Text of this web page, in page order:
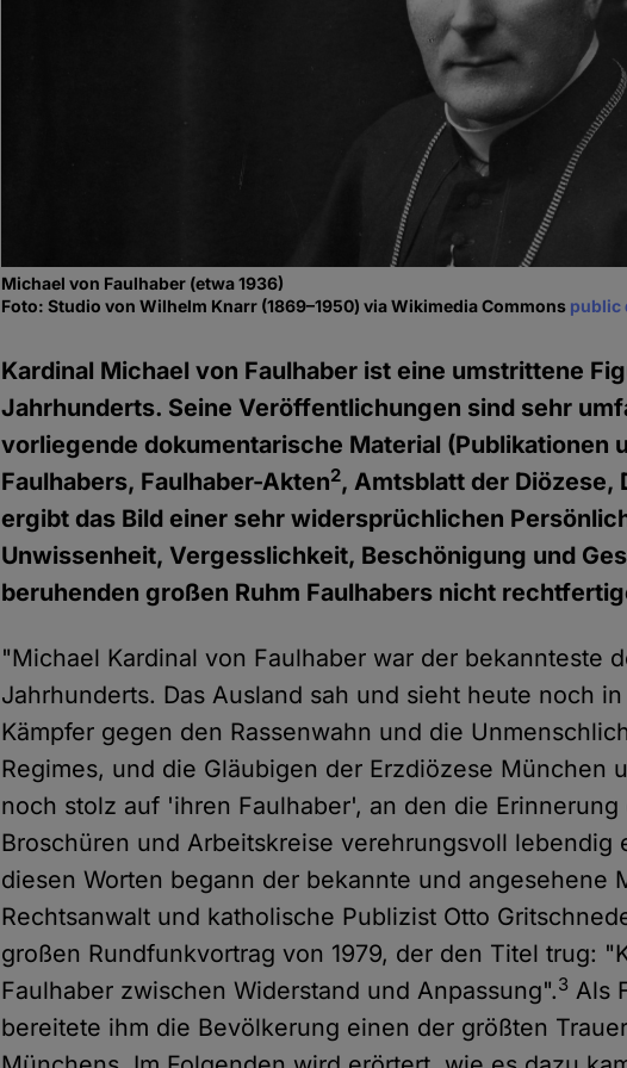
Michael von Faulhaber (etwa 1936)
Foto: Studio von Wilhelm Knarr (1869–1950) via Wikimedia Commons public
Kardinal Michael von Faulhaber ist eine umstrittene
Jahrhunderts. Seine Veröffentlichungen sind sehr
vorliegende dokumentarische Material (Publikationen
Faulhabers, Faulhaber-Akten2, Amtsblatt der Diözese,
ergibt das Bild einer sehr widersprüchlichen
Unwissenheit, Vergesslichkeit, Beschönigung und
beruhenden großen Ruhm Faulhabers nicht
"Michael Kardinal von Faulhaber war der bekannteste
Jahrhunderts. Das Ausland sah und sieht heute noch
Kämpfer gegen den Rassenwahn und die
Regimes, und die Gläubigen der Erzdiözese München
noch stolz auf 'ihren Faulhaber', an den die
Broschüren und Arbeitskreise verehrungsvoll lebendig
diesen Worten begann der bekannte und angesehene
Rechtsanwalt und katholische Publizist Otto
großen Rundfunkvortrag von 1979, der den Titel trug:
Faulhaber zwischen Widerstand und Anpassung".3 Als
bereitete ihm die Bevölkerung einen der größten